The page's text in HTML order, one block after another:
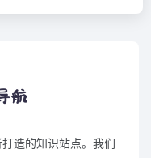
造的知识站点。我们